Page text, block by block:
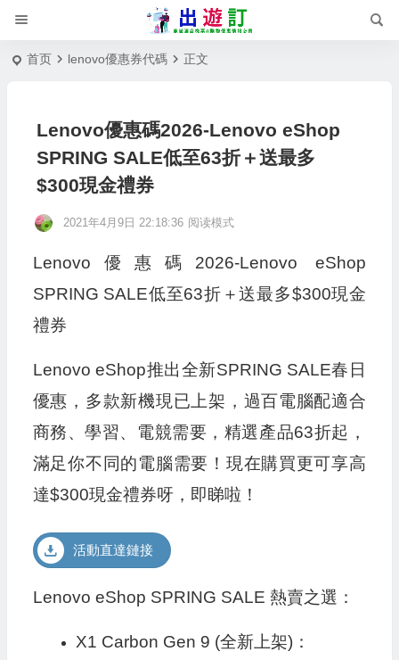
首页 lenovo優惠券代碼 正文
Lenovo優惠碼2026-Lenovo eShop
SPRING SALE低至63折＋送最多
$300現金禮券
2021年4月9日 22:18:36 阅读模式
Lenovo優惠碼2026-Lenovo eShop
SPRING SALE低至63折＋送最多$300現金
禮券
Lenovo eShop推出全新SPRING SALE春日
優惠，多款新機現已上架，過百電腦配適合
商務、學習、電競需要，精選產品63折起，
滿足你不同的電腦需要！現在購買更可享高
達$300現金禮券呀，即睇啦！
活動直達鏈接
Lenovo eShop SPRING SALE 熱賣之選：
X1 Carbon Gen 9 (全新上架)：